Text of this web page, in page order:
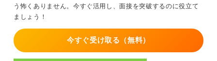
もらえなかったと伝えるだけでなく、「〇〇を考えて活
動していましたが、自分の〇〇という点が不足してお
ど、他責にせず、ご自身で原因を分析した姿勢をみせる
う怖くありません。今すぐ活用し、面接を突破するのに役立て
ましょう！
今すぐ受け取る（無料）